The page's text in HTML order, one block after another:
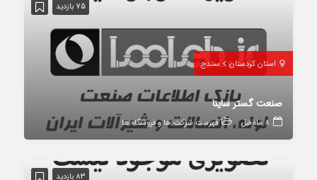
75 بازدید
استان کردستان سنندج
صنعت گستر ساینا
8 ماه قبل فهرست شرکت ها و فروشگاه ها
83 بازدید